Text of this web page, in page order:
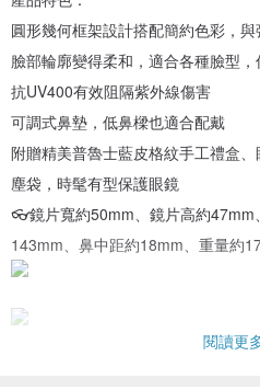
圓形幾何框架設計搭配簡約色彩，
臉部輪廓變得柔和，適合各種臉型，
抗UV400有效阻隔紫外線傷害
可調式鼻墊，低鼻樑也適合配戴
附贈精美普魯士藍皮格紋手工禮盒
塵袋，時髦有型保護眼鏡
👓鏡片寬約50mm、鏡片高約
143mm、鼻中距約18mm、重量約
閱讀更